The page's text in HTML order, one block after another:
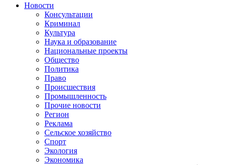
Новости
Консультации
Криминал
Культура
Наука и образование
Национальные проекты
Общество
Политика
Право
Происшествия
Промышленность
Прочие новости
Регион
Реклама
Сельское хозяйство
Спорт
Экология
Экономика